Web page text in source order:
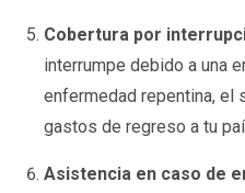
Cobertura por
interrumpe debido a una
enfermedad repentina, el
gastos de regreso a tu
Asistencia en caso de